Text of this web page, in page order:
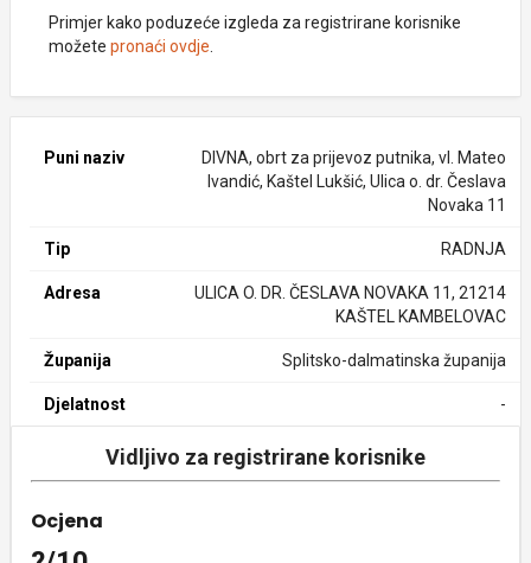
Primjer kako poduzeće izgleda za registrirane korisnike
možete pronaći ovdje
Puni naziv
DIVNA, obrt za prijevoz putnika, vl. Mateo
Ivandić, Kaštel Lukšić, Ulica o. dr. Česlava
Novaka 11
Tip RADNJA
Adresa
ULICA O. DR. ČESLAVA NOVAKA 11, 21214
KAŠTEL KAMBELOVAC
Županija Splitsko-dalmatinska županija
Djelatnost -
Vidljivo za registrirane korisnike
Ocjena